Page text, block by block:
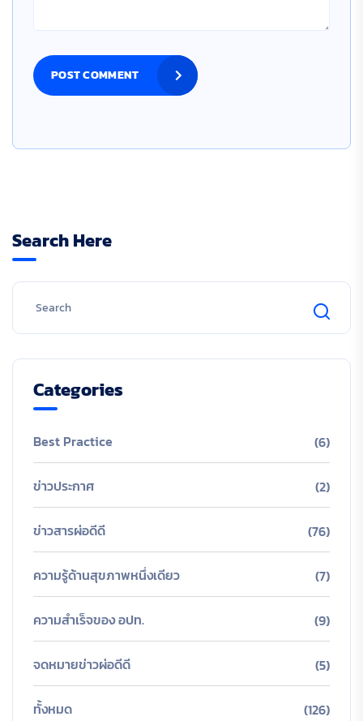
POST COMMENT
Search Here
Categories
Best Practice (6)
ข่าวประกาศ (2)
ข่าวสารผ่อดีดี (76)
ความรู้ด้านสุขภาพหนึ่งเดียว (7)
ความสำเร็จของ อปท. (9)
จดหมายข่าวผ่อดีดี (5)
ทั้งหมด (126)